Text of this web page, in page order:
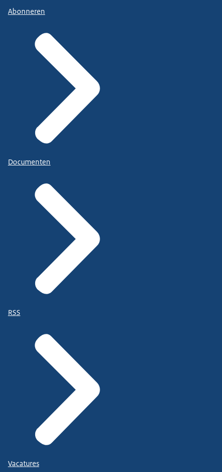
Abonneren
Documenten
RSS
Vacatures